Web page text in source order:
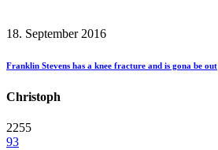
18. September 2016
Franklin Stevens has a knee fracture and is gona be out
Christoph
2255
93